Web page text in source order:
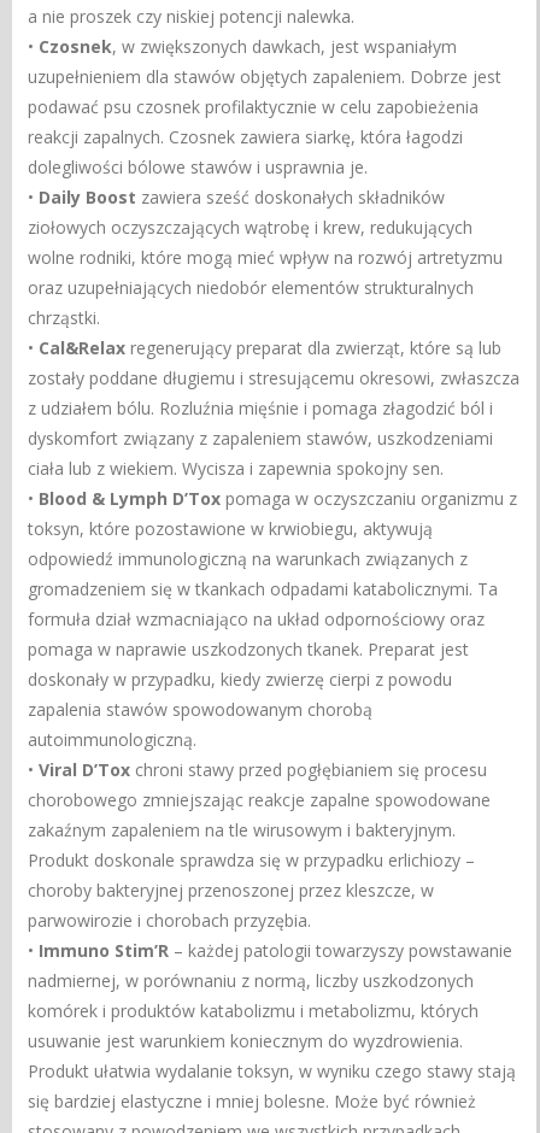
a nie proszek czy niskiej potencji nalewka.
• Czosnek, w zwiększonych dawkach, jest wspaniałym
uzupełnieniem dla stawów objętych zapaleniem. Dobrze jest
podawać psu czosnek profilaktycznie w celu zapobieżenia
reakcji zapalnych. Czosnek zawiera siarkę, która łagodzi
dolegliwości bólowe stawów i usprawnia je.
• Daily Boost zawiera sześć doskonałych składników
ziołowych oczyszczających wątrobę i krew, redukujących
wolne rodniki, które mogą mieć wpływ na rozwój artretyzmu
oraz uzupełniających niedobór elementów strukturalnych
chrząstki.
• Cal&Relax regenerujący preparat dla zwierząt, które są lub
zostały poddane długiemu i stresującemu okresowi, zwłaszcza
z udziałem bólu. Rozluźnia mięśnie i pomaga złagodzić ból i
dyskomfort związany z zapaleniem stawów, uszkodzeniami
ciała lub z wiekiem. Wycisza i zapewnia spokojny sen.
• Blood & Lymph D’Tox pomaga w oczyszczaniu organizmu z
toksyn, które pozostawione w krwiobiegu, aktywują
odpowiedź immunologiczną na warunkach związanych z
gromadzeniem się w tkankach odpadami katabolicznymi. Ta
formuła dział wzmacniająco na układ odpornościowy oraz
pomaga w naprawie uszkodzonych tkanek. Preparat jest
doskonały w przypadku, kiedy zwierzę cierpi z powodu
zapalenia stawów spowodowanym chorobą
autoimmunologiczną.
•Viral D’Tox chroni stawy przed pogłębianiem się procesu
chorobowego zmniejszając reakcje zapalne spowodowane
zakaźnym zapaleniem na tle wirusowym i bakteryjnym.
Produkt doskonale sprawdza się w przypadku erlichiozy –
choroby bakteryjnej przenoszonej przez kleszcze, w
parwowirozie i chorobach przyzębia.
• Immuno Stim’R – każdej patologii towarzyszy powstawanie
nadmiernej, w porównaniu z normą, liczby uszkodzonych
komórek i produktów katabolizmu i metabolizmu, których
usuwanie jest warunkiem koniecznym do wyzdrowienia.
Produkt ułatwia wydalanie toksyn, w wyniku czego stawy stają
się bardziej elastyczne i mniej bolesne. Może być również